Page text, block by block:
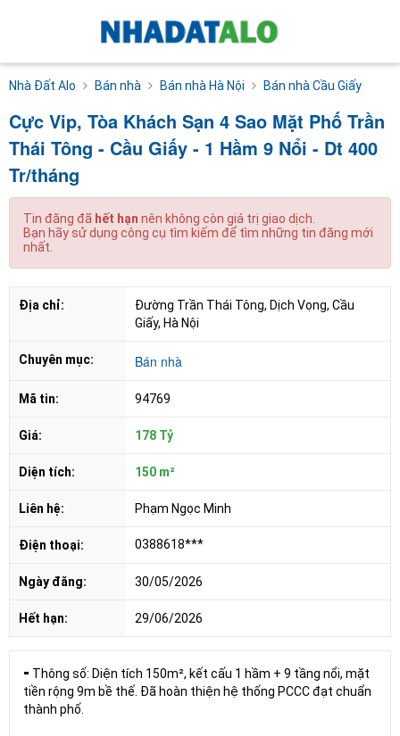
Nhà Đất Alo Bán nhà Bán nhà Hà Nội Bán nhà Cầu Giấy
Cực Vip, Tòa Khách Sạn 4 Sao Mặt Phố Trần
Thái Tông - Cầu Giấy - 1 Hầm 9 Nổi - Dt 400
Tr/tháng
Tin đăng đã hết hạn nên không còn giá trị giao dịch.
Bạn hãy sử dụng công cụ tìm kiếm để tìm những tin đăng mới
nhất.
Địa chỉ:
Đường Trần Thái Tông, Dịch Vọng, Cầu
Giấy, Hà Nội
Chuyên mục: Bán nhà
Mã tin: 94769
Giá: 178 Tỷ
Diện tích: 150 m²
Liên hệ: Phạm Ngọc Minh
Điện thoại: 0388618***
Ngày đăng: 30/05/2026
Hết hạn: 29/06/2026
⁃ Thông số: Diện tích 150m², kết cấu 1 hầm + 9 tầng nổi, mặt
tiền rộng 9m bề thế. Đã hoàn thiện hệ thống PCCC đạt chuẩn
thành phố.